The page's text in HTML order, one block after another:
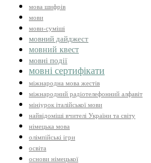
мова шифрів
мови
мови-суміші
мовний дайджест
мовний квест
мовні події
мовні сертифікати
міжнародна мова жестів
міжнародний радіотелефонний алфавіт
мініурок італійської мови
найвідоміші вчителі України та світу
німецька мова
олімпійські ігри
освіта
основи німецької